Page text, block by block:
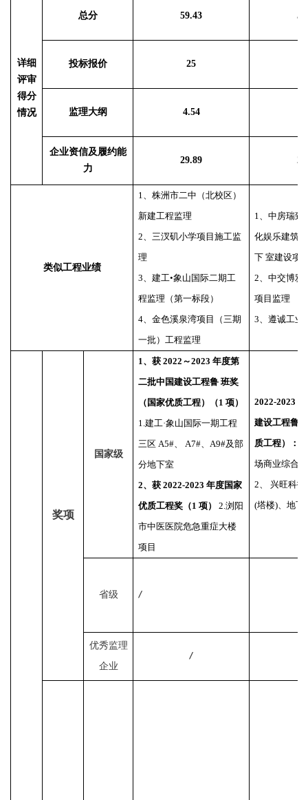
详细
评审
得分
情况
总分 59.43
投标报价 25
监理大纲 4.54
企业资信及履约能
力
29.89
类似工程业绩
1、株洲市二中（北校区）
新建工程监理
2、三汊矶小学项目施工监
理
3、建工•象山国际二期工
程监理（第一标段）
4、金色溪泉湾项目（三期
一批）工程监理
1、中房瑞致
化娱乐建筑
下 室建设项
2、中交博雅
项目监理
3、遵诚工业
奖项
国家级
1、获 2022～2023 年度第
二批中国建设工程鲁 班奖
（国家优质工程）（1 项）
1.建工·象山国际一期工程
三区 A5#、 A7#、A9#及部
分地下室
2、获 2022-2023 年度国家
优质工程奖（1 项）2.浏阳
市中医医院危急重症大楼
项目
2022-2023
建设工程鲁
质工程）：
场商业综合
2、 兴旺科
(塔楼)、地下
省级 /
优秀监理
企业
/